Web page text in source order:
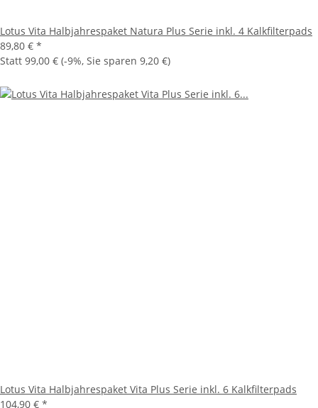
Lotus Vita Halbjahrespaket Natura Plus Serie inkl. 4 Kalkfilterpads
89,80 € *
Statt 99,00 € (-9%, Sie sparen 9,20 €)
Lotus Vita Halbjahrespaket Vita Plus Serie inkl. 6 Kalkfilterpads
104,90 € *